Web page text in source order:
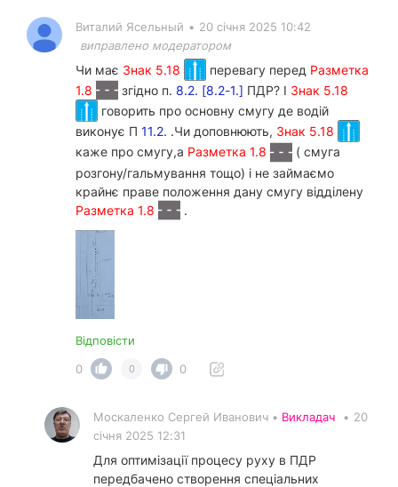
Виталий Ясельный • 20 січня 2025 10:42
виправлено модератором
Чи має Знак 5.18 перевагу перед Разметка
1.8
згідно п. 8.2. [8.2-1.] ПДР? І Знак 5.18
говорить про основну смугу де водій
виконує П 11.2. .Чи доповнюють, Знак 5.18
каже про смугу,а Разметка 1.8
( смуга
розгону/гальмування тощо) і не займаємо
крайнє праве положення дану смугу відділену
Разметка 1.8
.
Відповісти
0
0 0
Москаленко Сергей Иванович • Викладач • 20
січня 2025 12:31
Для оптимізації процесу руху в ПДР
передбачено створення спеціальних